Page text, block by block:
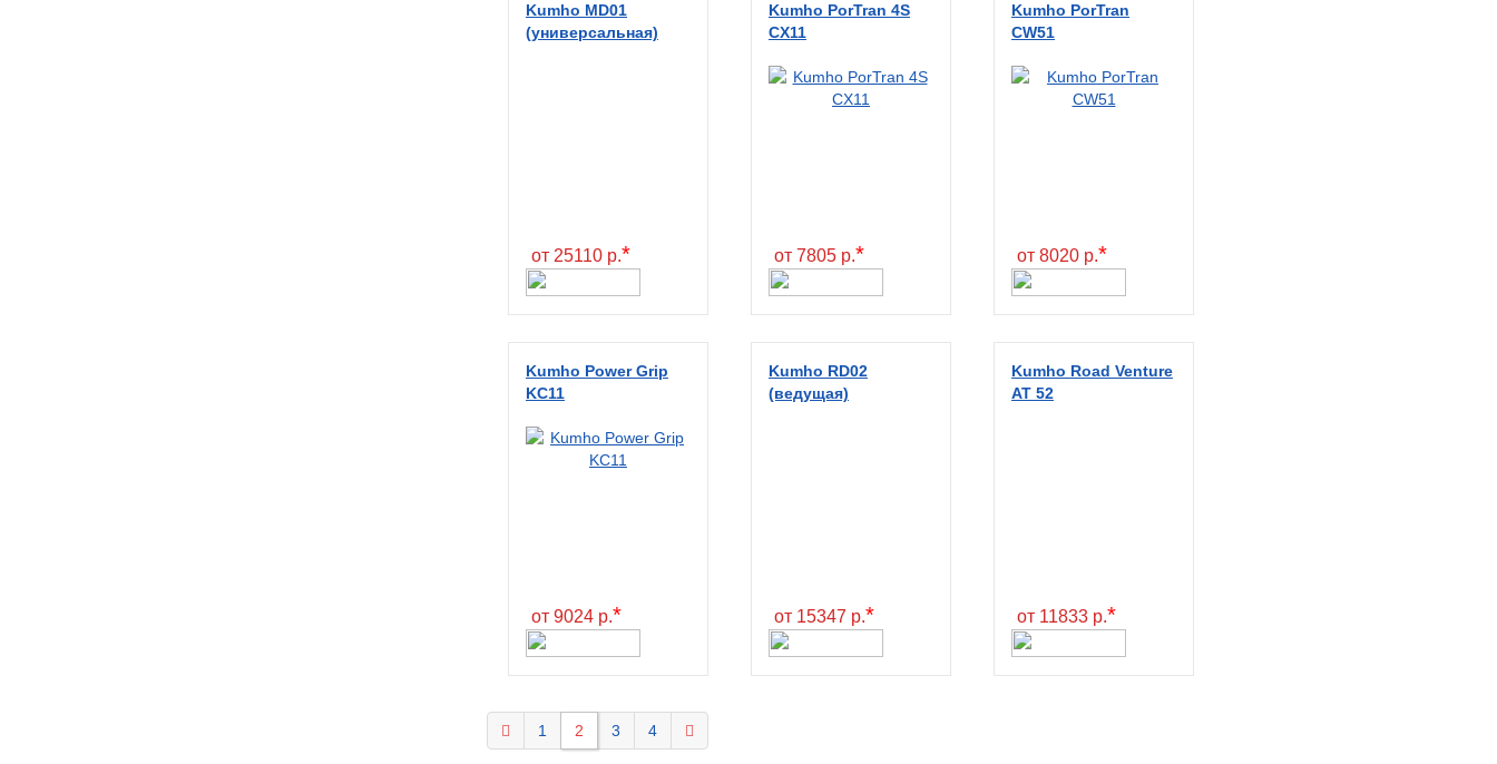
Kumho MD01
(универсальная)
от 25110 р.*
Kumho PorTran 4S
CX11
от 7805 р.*
Kumho PorTran
CW51
от 8020 р.*
Kumho Power Grip
KC11
от 9024 р.*
Kumho RD02
(ведущая)
от 15347 р.*
Kumho Road Venture
AT 52
от 11833 р.*
1 2 3 4